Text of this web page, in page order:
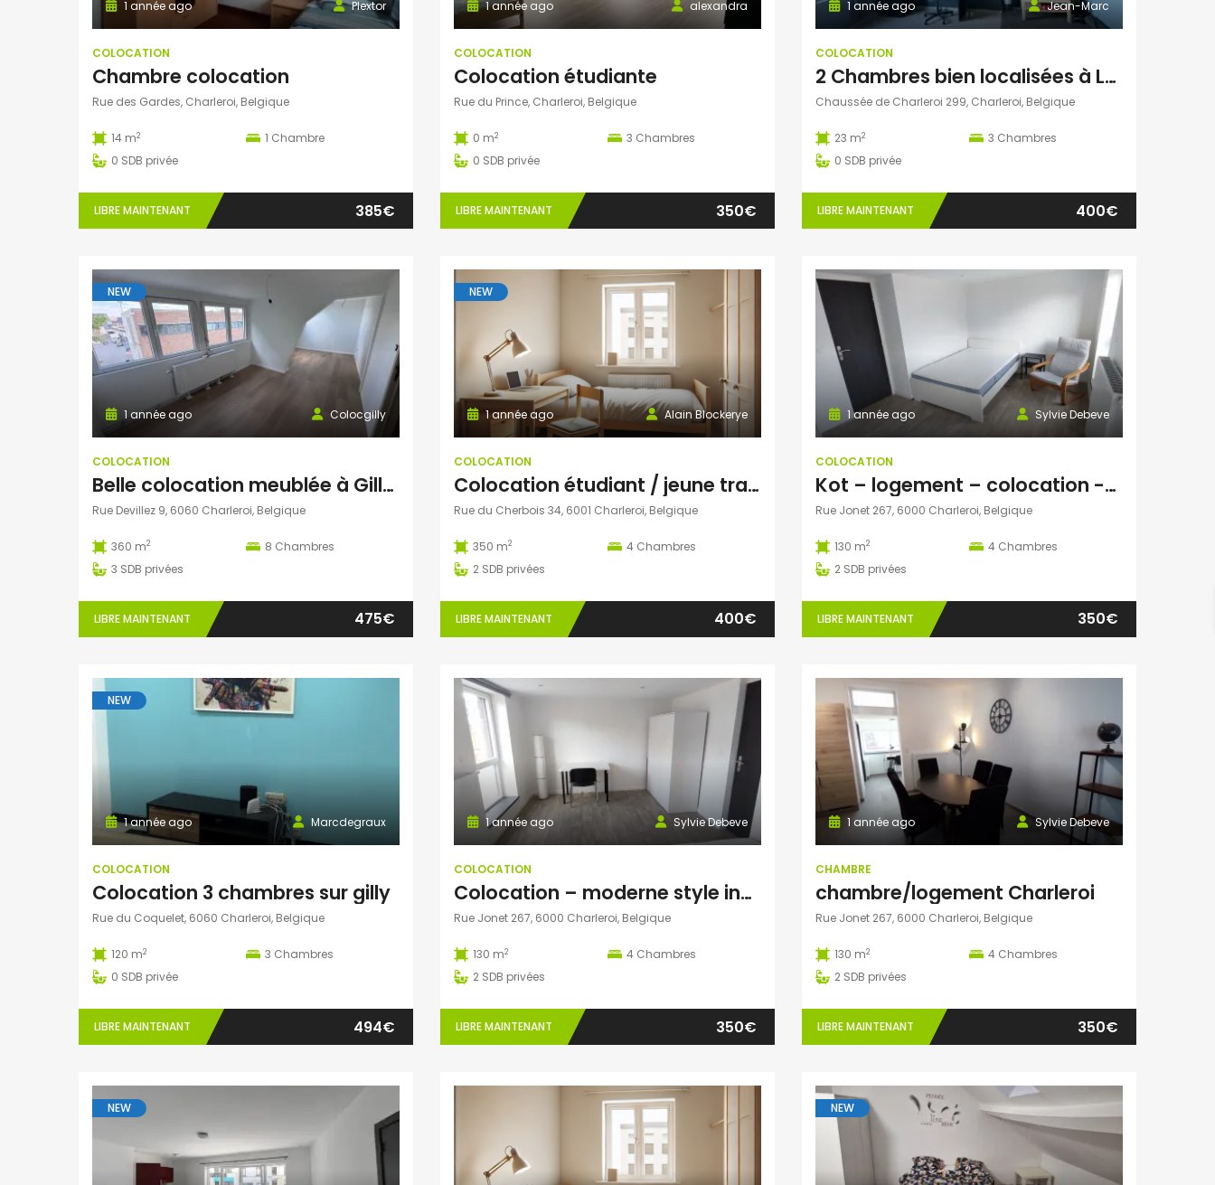
Plextor
1 année ago
COLOCATION
Chambre colocation
Rue des Gardes, Charleroi, Belgique
14 m2 1 Chambre
0 SDB privée
LIBRE MAINTENANT 385€
alexandra
1 année ago
COLOCATION
Colocation étudiante
Rue du Prince, Charleroi, Belgique
0 m2 3 Chambres
0 SDB privée
LIBRE MAINTENANT 350€
Jean-Marc
1 année ago
COLOCATION
2 Chambres bien localisées à Louer dans une collocation de 3 personnes
Chaussée de Charleroi 299, Charleroi, Belgique
23 m2 3 Chambres
0 SDB privée
LIBRE MAINTENANT 400€
NEW
Colocgilly
1 année ago
COLOCATION
Belle colocation meublée à Gilly – Chambres tout confort proches de tout !
Rue Devillez 9, 6060 Charleroi, Belgique
360 m2 8 Chambres
3 SDB privées
LIBRE MAINTENANT 475€
NEW
Alain Blockerye
1 année ago
COLOCATION
Colocation étudiant / jeune travailleur
Rue du Cherbois 34, 6001 Charleroi, Belgique
350 m2 4 Chambres
2 SDB privées
LIBRE MAINTENANT 400€
Sylvie Debeve
1 année ago
COLOCATION
Kot – logement – colocation -Charleroi
Rue Jonet 267, 6000 Charleroi, Belgique
130 m2 4 Chambres
2 SDB privées
LIBRE MAINTENANT 350€
NEW
Marcdegraux
1 année ago
COLOCATION
Colocation 3 chambres sur gilly
Rue du Coquelet, 6060 Charleroi, Belgique
120 m2 3 Chambres
0 SDB privée
LIBRE MAINTENANT 494€
Sylvie Debeve
1 année ago
COLOCATION
Colocation – moderne style industriel
Rue Jonet 267, 6000 Charleroi, Belgique
130 m2 4 Chambres
2 SDB privées
LIBRE MAINTENANT 350€
Sylvie Debeve
1 année ago
CHAMBRE
chambre/logement Charleroi
Rue Jonet 267, 6000 Charleroi, Belgique
130 m2 4 Chambres
2 SDB privées
LIBRE MAINTENANT 350€
NEW NEW